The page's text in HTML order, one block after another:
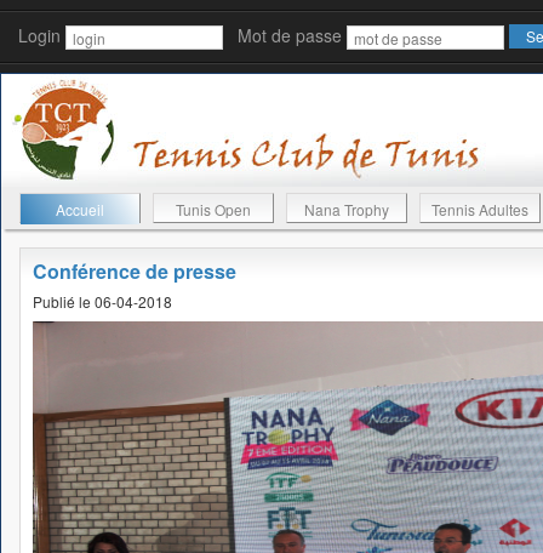
Login Mot de passe
Accueil Tunis Open Nana Trophy Tennis Adultes
Conférence de presse
Publié le 06-04-2018